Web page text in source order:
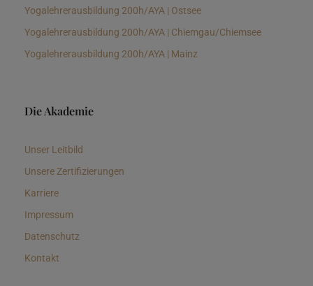
Yogalehrerausbildung 200h/AYA | Ostsee
Yogalehrerausbildung 200h/AYA | Chiemgau/Chiemsee
Yogalehrerausbildung 200h/AYA | Mainz
Die Akademie
Unser Leitbild
Unsere Zertifizierungen
Karriere
Impressum
Datenschutz
Kontakt